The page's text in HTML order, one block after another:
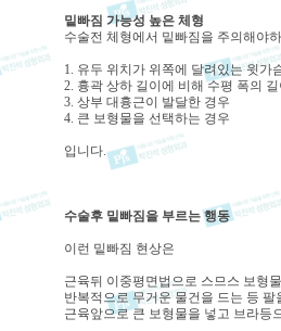
밑빠짐 가능성 높은 체형
수술전 체형에서 밑빠짐을 주의해야
1. 유두 위치가 위쪽에 달려있는 윗가
2. 흉곽 상하 길이에 비해 수평 폭의
3. 상부 대흉근이 발달한 경우
4. 큰 보형물을 선택하는 경우
입니다.
수술후 밑빠짐을 부르는 행동
이런 밑빠짐 현상은
근육뒤 이중평면법으로 스므스 보형
반복적으로 무거운 물건을 드는 등 팔
근육앞으로 큰 보형물을 넣고 브라등